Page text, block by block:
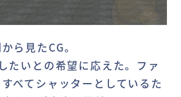
ら見たCG。
たいとの希望に応えた。ファ
べてシャッターとしているた